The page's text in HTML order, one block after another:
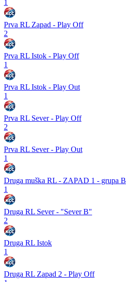
1
Prva RL Zapad - Play Off
2
Prva RL Istok - Play Off
1
Prva RL Istok - Play Out
1
Prva RL Sever - Play Off
2
Prva RL Sever - Play Out
1
Druga muška RL - ZAPAD 1 - grupa B
1
Druga RL Sever - "Sever B"
2
Druga RL Istok
1
Druga RL Zapad 2 - Play Off